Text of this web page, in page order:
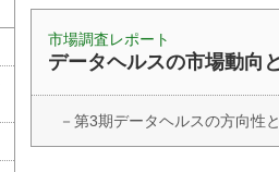
市場調査レポート
データヘルスの市場動向
－第3期データヘルスの方向性